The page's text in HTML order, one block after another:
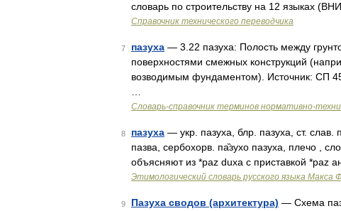
словарь по строительству на 12 языках
Справочник технического переводчика
7 пазуха — 3.22 пазуха: Полость между
поверхностями смежных конструкций
возводимым фундаментом). Источник: СП
Словарь-справочник терминов нормативно-
8 пазуха — укр. пазуха, блр. пазуха, ст. слав.
пазва, сербохорв. па̏зухо пазуха, плечо ,
объясняют из *раz duха с приставкой *раz
Этимологический словарь русского языка Макса
9 Пазуха сводов (архитектура) — Схема